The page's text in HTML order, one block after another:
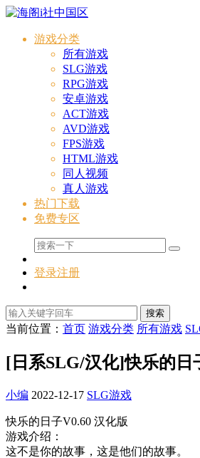
游戏分类
所有游戏
SLG游戏
RPG游戏
安卓游戏
ACT游戏
AVD游戏
FPS游戏
HTML游戏
同人视频
真人游戏
热门下载
免费专区
登录注册
搜索
当前位置： 首页 游戏分类 所有游戏
[日系SLG/汉化]快乐的日
小编 2022-12-17 SLG游戏
快乐的日子V0.60 汉化版
游戏介绍：
这不是你的故事，这是他们的故事。